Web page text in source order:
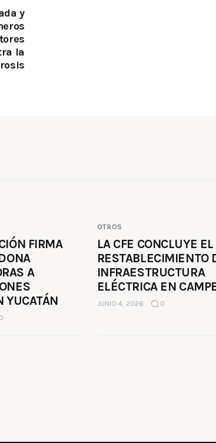
y
la
FIRMA
A
YUCATÁN
0
OTROS
LA CFE CONCLUYE EL
RESTABLECIMIENTO
INFRAESTRUCTURA
ELÉCTRICA EN
JUNIO 4, 2026 0